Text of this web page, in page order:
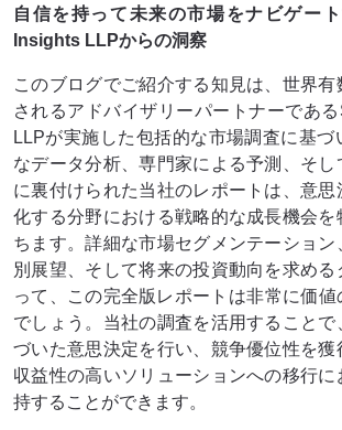
自信を持って未来の市場をナビゲー
Insights LLPからの洞察
このブログでご紹介する知見は、世界
されるアドバイザリーパートナーであ
LLPが実施した包括的な市場調査に基
なデータ分析、専門家による予測、そし
に裏付けられた当社のレポートは、意
化する分野における戦略的な成長機会を
ちます。詳細な市場セグメンテーショ
別展望、そして将来の投資動向を求める
って、この完全版レポートは非​​常に価値
でしょう。当社の調査を活用することで
づいた意思決定を行い、競争優位性を
収益性の高いソリューションへの移行に
持することができます。